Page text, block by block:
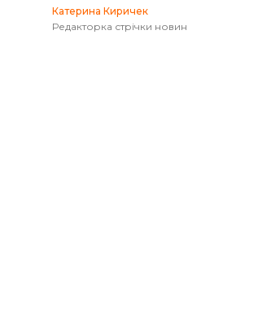
Катерина Киричек
Редакторка стрічки новин